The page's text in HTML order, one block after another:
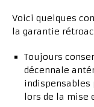
Voici quelques
la garantie
Toujours
décennale
lors de la